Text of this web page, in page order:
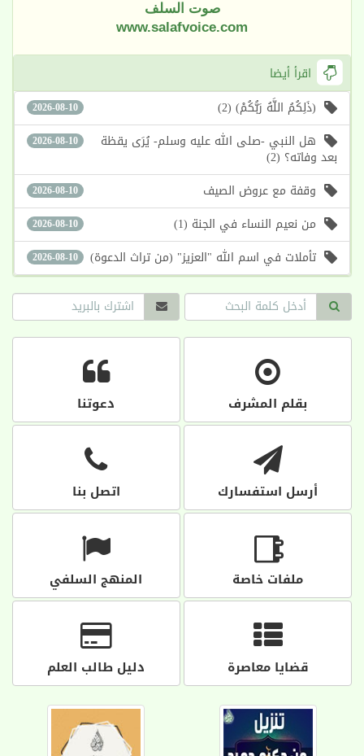
صوت السلف
www.salafvoice.com
اقرأ أيضا
2026-08-10 (ذَلِكُمُ اللَّهُ رَبُّكُمْ) (2)
2026-08-10 هل النبي -صلى الله عليه وسلم- يُرَى يقظة
بعد وفاته؟ (2)
2026-08-10 وقفة مع عروض الصيف
2026-08-10 من نعيم النساء في الجنة (1)
2026-08-10 تأملات في اسم الله "العزيز" (من تراث الدعوة)
بقلم المشرف دعوتنا
أرسل استفسارك اتصل بنا
ملفات خاصة المنهج السلفي
قضايا معاصرة دليل طالب العلم